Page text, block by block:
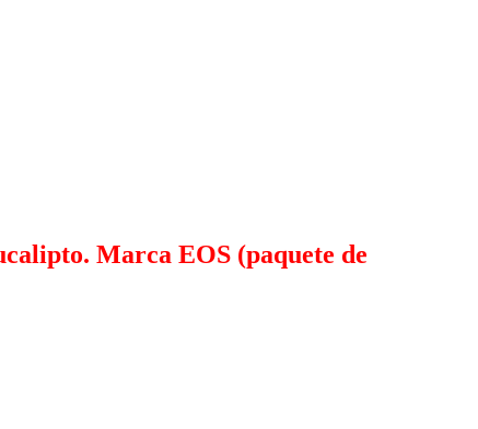
Marca EOS (paquete de